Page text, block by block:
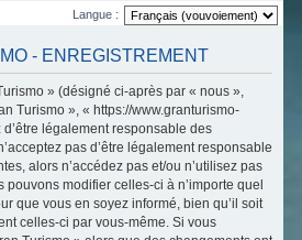
e
Langue :
- ENREGISTREMENT
» (désigné ci-après par « nous »,
Turismo », « https://www.granturismo-
légalement responsable des
pas d’être légalement responsable
alors n’accédez pas et/ou n’utilisez pas
modifier celles-ci à n’importe quel
que vous en soyez informé, bien qu’il soit
celles-ci par vous-même. Si vous